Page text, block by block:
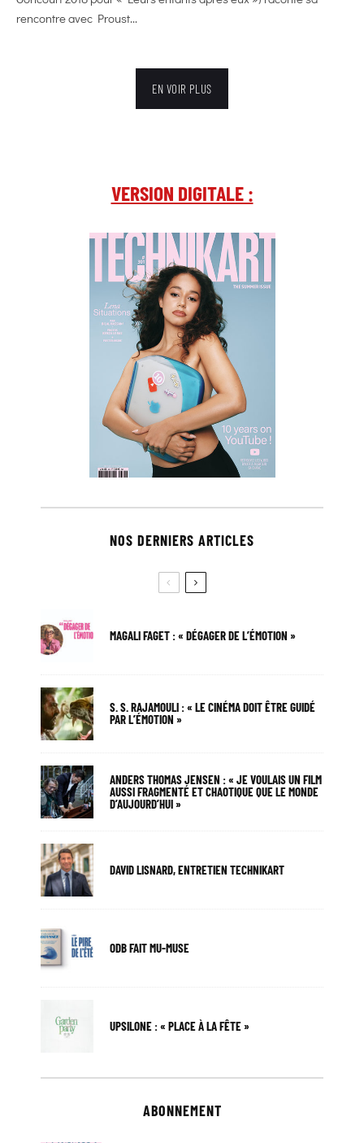
rencontre avec Proust...
EN VOIR PLUS
VERSION DIGITALE :
NOS DERNIERS ARTICLES
MAGALI FAGET : « DÉGAGER DE L’ÉMOTION »
S. S. RAJAMOULI : « LE CINÉMA DOIT ÊTRE GUIDÉ
PAR L’ÉMOTION »
ANDERS THOMAS JENSEN : « JE VOULAIS UN FILM
AUSSI FRAGMENTÉ ET CHAOTIQUE QUE LE MONDE
D’AUJOURD’HUI »
DAVID LISNARD, ENTRETIEN TECHNIKART
ODB FAIT MU-MUSE
UPSILONE : « PLACE À LA FÊTE »
ABONNEMENT